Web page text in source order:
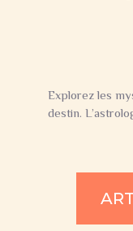
Explorez les
destin.